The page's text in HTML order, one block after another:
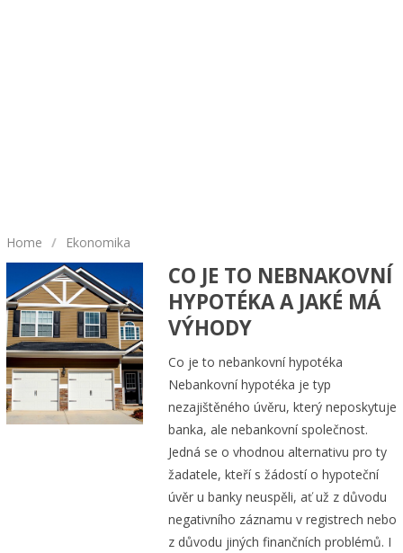
Home / Ekonomika
CO JE TO NEBNAKOVNÍ
HYPOTÉKA A JAKÉ MÁ
VÝHODY
Co je to nebankovní hypotéka
Nebankovní hypotéka je typ
nezajištěného úvěru, který neposkytuje
banka, ale nebankovní společnost.
Jedná se o vhodnou alternativu pro ty
žadatele, kteří s žádostí o hypoteční
úvěr u banky neuspěli, ať už z důvodu
negativního záznamu v registrech nebo
z důvodu jiných finančních problémů. I